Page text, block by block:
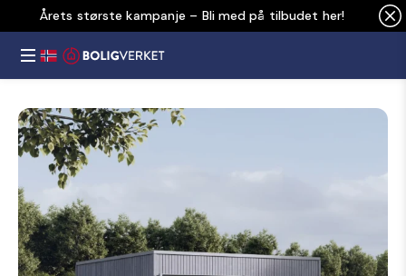
Årets største kampanje – Bli med på tilbudet her!